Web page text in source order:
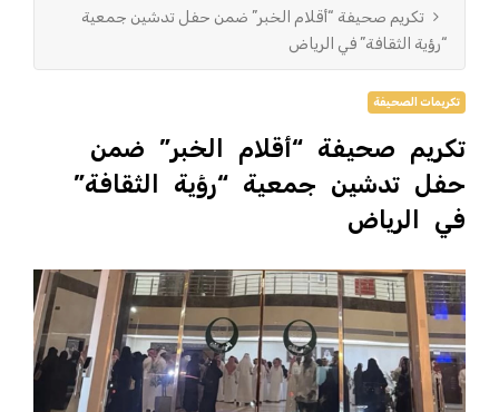
تكريم صحيفة “أقلام الخبر” ضمن حفل تدشين جمعية
“رؤية الثقافة” في الرياض
تكريمات الصحيفة
تكريم صحيفة “أقلام الخبر” ضمن
حفل تدشين جمعية “رؤية الثقافة”
في الرياض